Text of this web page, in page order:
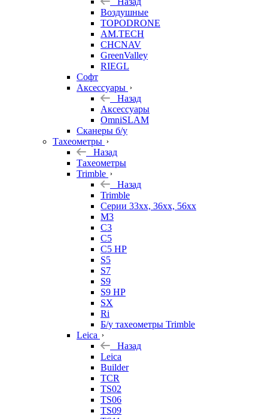
Воздушные
TOPODRONE
AM.TECH
CHCNAV
GreenValley
RIEGL
Софт
Аксессуары
Назад
Аксессуары
OmniSLAM
Сканеры б/у
Тахеометры
Назад
Тахеометры
Trimble
Назад
Trimble
Серии 33xx, 36xx, 56xx
M3
C3
C5
C5 HP
S5
S7
S9
S9 HP
SX
Ri
Б/у тахеометры Trimble
Leica
Назад
Leica
Builder
TCR
TS02
TS06
TS09